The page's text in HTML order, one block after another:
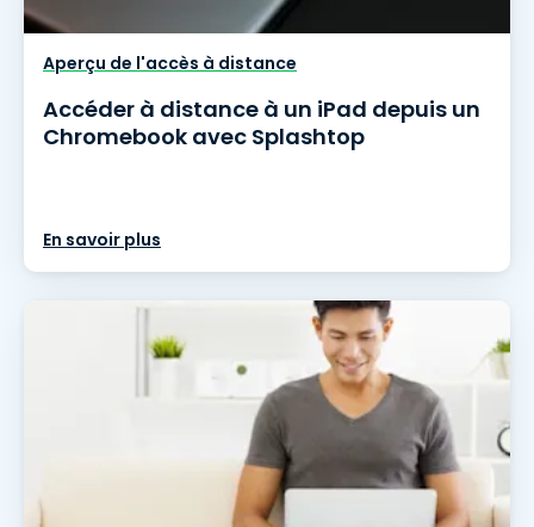
Aperçu de l'accès à distance
Accéder à distance à un iPad depuis un
Chromebook avec Splashtop
En savoir plus